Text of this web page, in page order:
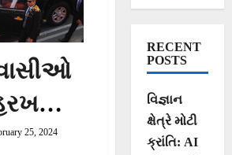
25, 2024
RECENT
POSTS
વિજ્ઞાન
ક્ષેત્રે મોટી
ક્રાંતિ: AI